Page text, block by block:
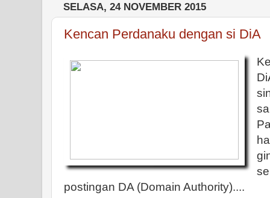
SELASA, 24 NOVEMBER 2015
Kencan Perdanaku dengan si DiA
postingan DA (Domain Authority)....